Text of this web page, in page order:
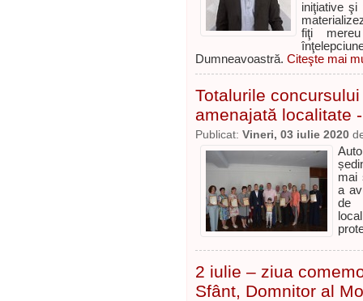
iniţiative şi
fiţi
Dumneavoastră. Citeşte mai
Totalurile
amenajată localitate
Publicat: Vineri, 03 iulie 2020
mai
a
de
2 iulie – ziua
Sfânt, Domnitor al